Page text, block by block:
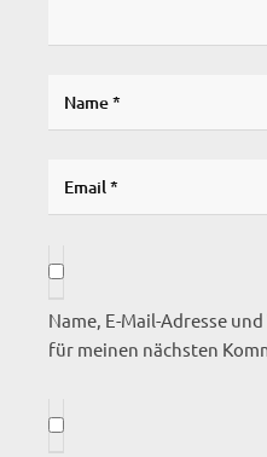
Name, E-Mail-Adresse
für meinen nächsten